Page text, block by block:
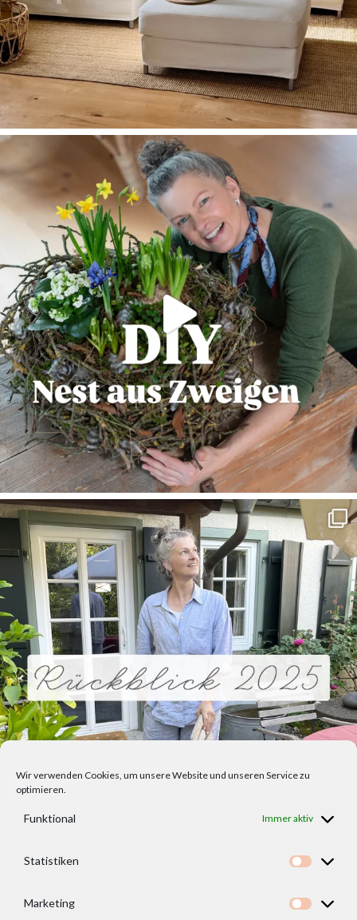
Wir verwenden Cookies, um unsere Website und unseren Service zu
optimieren.
Funktional Immer aktiv
Statistiken
Marketing